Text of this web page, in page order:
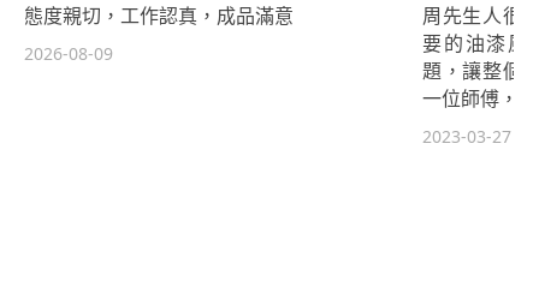
態度親切，工作認真，成品滿意
2026-08-09
周先生人很
要的油漆風
題，讓整個
一位師傅，
2023-03-27